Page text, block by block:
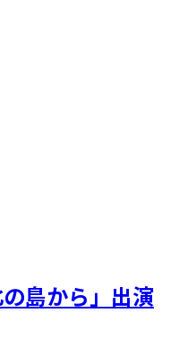
島から」出演